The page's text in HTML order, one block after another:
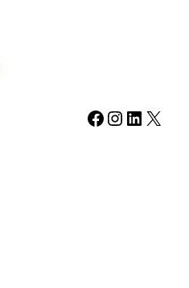
Facebook Instagram LinkedIn X